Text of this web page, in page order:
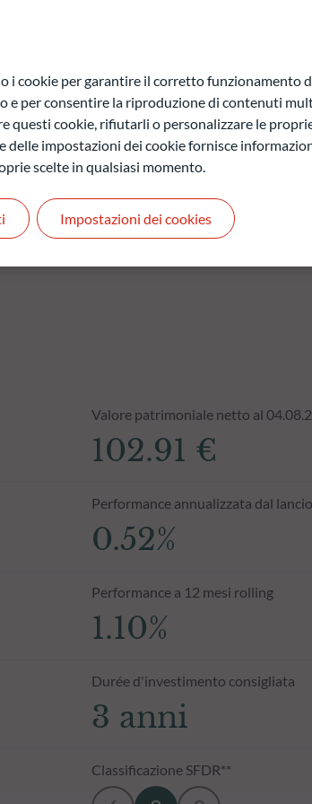
private di tutti i settori. Non vi è alcun limite
un prodotto finanziario che promuove
2019/2088 del 27 novembre 2019 sulla
SFDR"). Il suo approccio ESG (Environmental
variare nel tempo.
Valore patrimoniale netto al
102.91 €
Performance annualizzata dal lancio
0.52%
Performance a 12 mesi rolling
1.10%
Durée d'investimento consigliata
3 anni
Classificazione SFDR**
i cookie per garantire il corretto funzionamento
e per consentire la riproduzione di contenuti
questi cookie, rifiutarli o personalizzare le
delle impostazioni dei cookie fornisce
scelte in qualsiasi momento.
Impostazioni dei cookies